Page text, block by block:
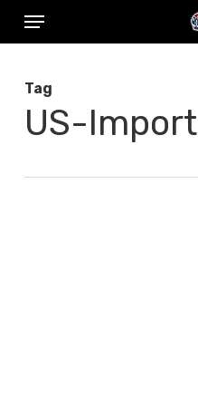
Skip
content
Menu
Tag
US-Import